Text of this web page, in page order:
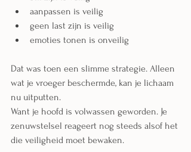
aanpassen is veilig
geen last zijn is veilig
emoties tonen is onveilig
Dat was toen een slimme strategie. Alleen
wat je vroeger beschermde, kan je lichaam
nu uitputten.
Want je hoofd is volwassen geworden. Je
zenuwstelsel reageert nog steeds alsof het
die veiligheid moet bewaken.